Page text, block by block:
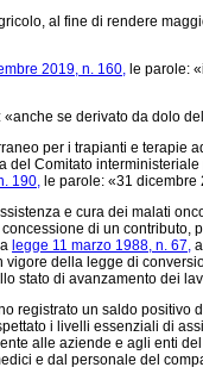
al fine di rendere
2019, n. 160, le parole:
«anche se derivato da dolo
per i trapianti e
Comitato
190, le parole: «31
e cura dei malati
di un
legge 11 marzo 1988, n. 67,
della legge di
stato di avanzamento dei
un saldo
i livelli essenziali di
alle aziende e agli enti
e dal personale del